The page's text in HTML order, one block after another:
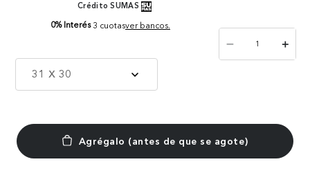
Crédito SUMAS
0% Interés 3 cuotasver bancos.
31 X 30
＋
－